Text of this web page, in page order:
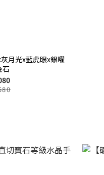
月光x藍虎眼x銀曜
石